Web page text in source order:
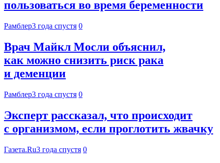
пользоваться во время беременности
Рамблер3 года спустя 0
Врач Майкл Мосли объяснил,
как можно снизить риск рака
и деменции
Рамблер3 года спустя 0
Эксперт рассказал, что происходит
с организмом, если проглотить жвачку
Газета.Ru3 года спустя 0